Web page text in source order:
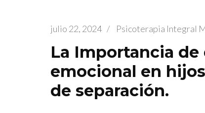
julio 22, 2024 / Psicoterapia Integral
La Importancia
emocional en
de separación.